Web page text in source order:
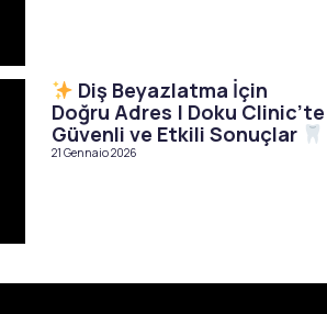
Diş Beyazlatma İçin
Doğru Adres | Doku Clinic’te
Güvenli ve Etkili Sonuçlar
21 Gennaio 2026